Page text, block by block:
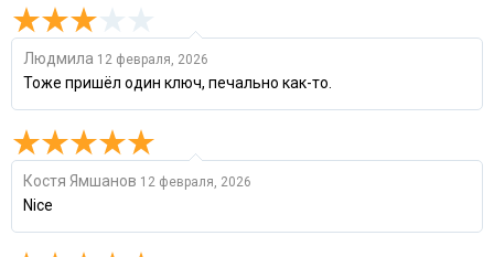
Людмила 12 февраля, 2026
Тоже пришёл один ключ, печально как-то.
Костя Ямшанов 12 февраля, 2026
Nice